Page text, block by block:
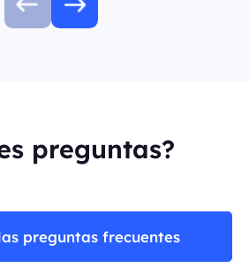
preguntas?
preguntas frecuentes